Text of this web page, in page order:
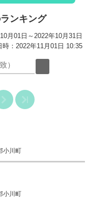
ンキング
月01日～2022年10月31日
時：2022年11月01日 10:35
小川町
小川町